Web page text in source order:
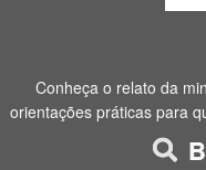
Conheça o relato da
orientações práticas para